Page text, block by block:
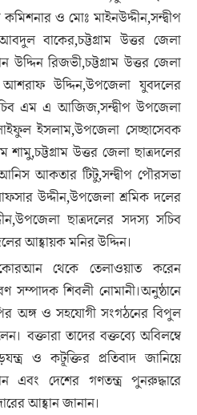
ও মোঃ মাইনউদ্দীন,সন্দ্বীপ
বাকের,চট্টগ্রাম উত্তর জেলা
রিজভী,চট্টগ্রাম উত্তর জেলা
উদ্দিন,উপজেলা যুবদলের
এম এ আজিজ,সন্দ্বীপ উপজেলা
ইসলাম,উপজেলা সেচ্ছাসেবক
উত্তর জেলা ছাত্রদলের
আকতার টিটু,সন্দ্বীপ পৌরসভা
উদ্দীন,উপজেলা শ্রমিক দলের
ছাত্রদলের সদস্য সচিব
আহ্বায়ক মনির উদ্দিন।
থেকে তেলাওয়াত করেন
সম্পাদক শিবলী নোমানী।অনুষ্ঠানে
অঙ্গ ও সহযোগী সংগঠনের বিপুল
বক্তারা তাদের বক্তব্যে অবিলম্বে
ও কটূক্তির প্রতিবাদ জানিয়ে
এবং দেশের গণতন্ত্র পুনরুদ্ধারে
আহ্বান জানান।